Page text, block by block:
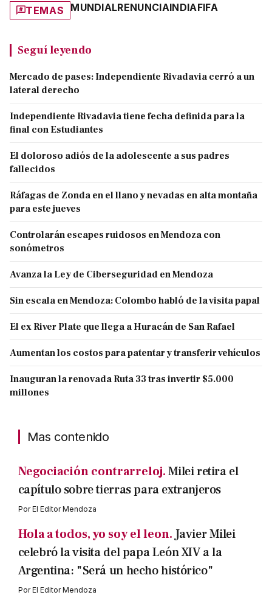
TEMAS MUNDIALRENUNCIAINDIAFIFA
Seguí leyendo
Mercado de pases: Independiente Rivadavia cerró a un
lateral derecho
Independiente Rivadavia tiene fecha definida para la
final con Estudiantes
El doloroso adiós de la adolescente a sus padres
fallecidos
Ráfagas de Zonda en el llano y nevadas en alta montaña
para este jueves
Controlarán escapes ruidosos en Mendoza con
sonómetros
Avanza la Ley de Ciberseguridad en Mendoza
Sin escala en Mendoza: Colombo habló de la visita papal
El ex River Plate que llega a Huracán de San Rafael
Aumentan los costos para patentar y transferir vehículos
Inauguran la renovada Ruta 33 tras invertir $5.000
millones
Mas contenido
Negociación contrarreloj.Milei retira el
capítulo sobre tierras para extranjeros
PorEl Editor Mendoza
Hola a todos, yo soy el leon. Javier Milei
celebró la visita del papa León XIV a la
Argentina: "Será un hecho histórico"
PorEl Editor Mendoza